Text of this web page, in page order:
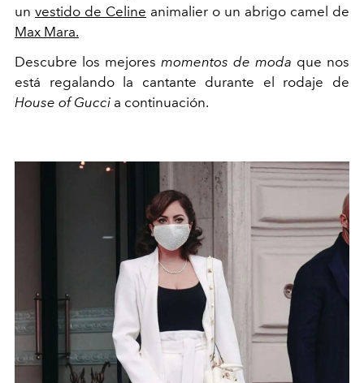
un vestido de Celine animalier o un abrigo camel de
Max Mara.
Descubre los mejores momentos de moda que nos
está regalando la cantante durante el rodaje de
House of Gucci a continuación.